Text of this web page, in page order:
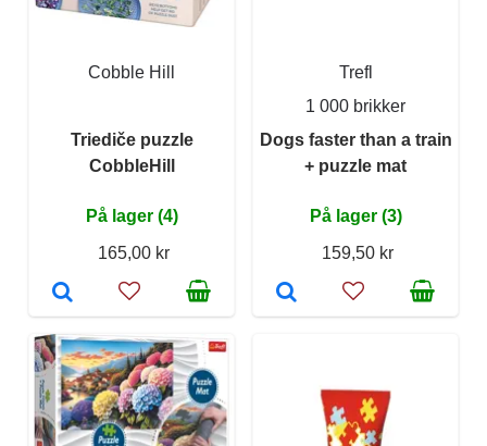
Cobble Hill
Triediče puzzle
CobbleHill
På lager (4)
165,00 kr
Trefl
1 000 brikker
Dogs faster than a train
+ puzzle mat
På lager (3)
159,50 kr